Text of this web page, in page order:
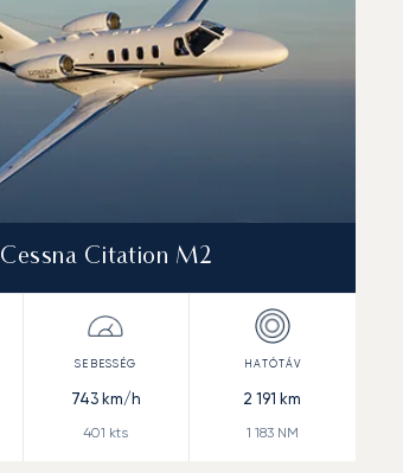
Cessna Citation M2
743km/h
401 kts
2 191 km
1 183NM